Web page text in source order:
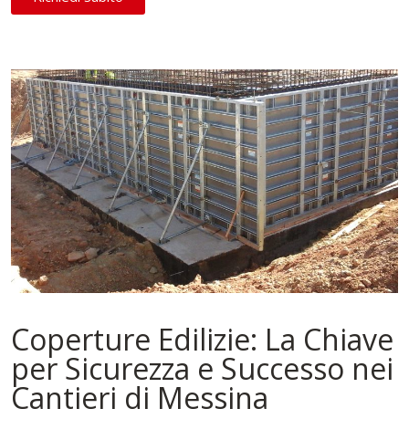
Coperture Edilizie: La Chiave
per Sicurezza e Successo nei
Cantieri di Messina